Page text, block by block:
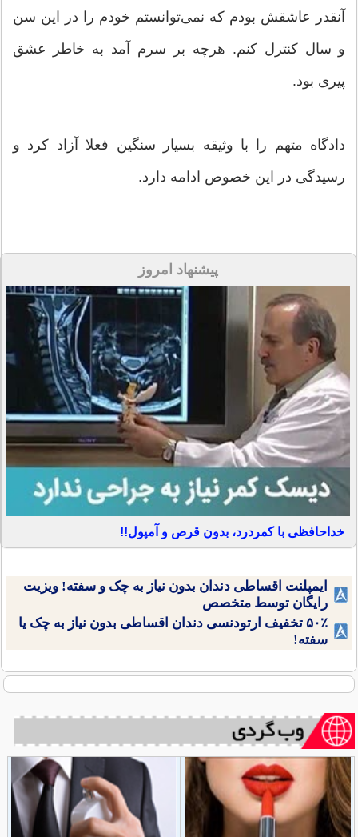
آنقدر عاشقش بودم که نمی‌توانستم خودم را در این سن
و سال کنترل کنم. هرچه بر سرم آمد به خاطر عشق
پیری بود.
دادگاه متهم را با وثیقه بسیار سنگین فعلا آزاد کرد و
رسیدگی در این خصوص ادامه دارد.
پیشنهاد امروز
خداحافظی با کمردرد، بدون قرص و آمپول!!
ایمپلنت اقساطی دندان بدون نیاز به چک و سفته! ویزیت
رایگان توسط متخصص
۵۰٪ تخفیف ارتودنسی دندان اقساطی بدون نیاز به چک یا
سفته!